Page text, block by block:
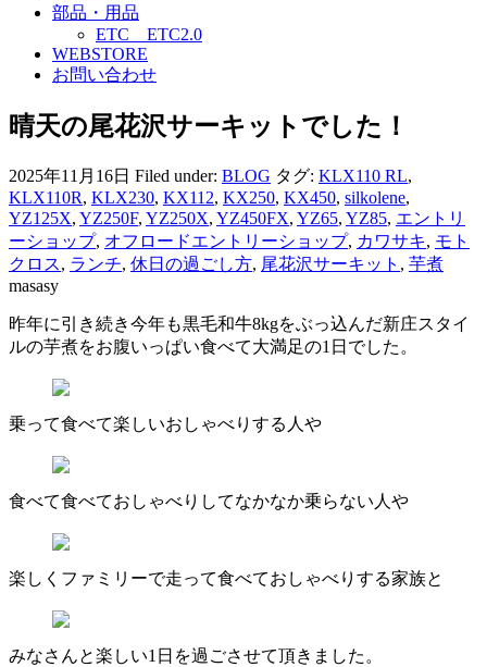
部品・用品
ETC ETC2.0
WEBSTORE
お問い合わせ
晴天の尾花沢サーキットでした！
2025年11月16日 Filed under: BLOG タグ: KLX110 RL,
KLX110R, KLX230, KX112, KX250, KX450, silkolene,
YZ125X, YZ250F, YZ250X, YZ450FX, YZ65, YZ85, エントリ
ーショップ, オフロードエントリーショップ, カワサキ, モト
クロス, ランチ, 休日の過ごし方, 尾花沢サーキット , 芋煮
masasy
昨年に引き続き今年も黒毛和牛8kgをぶっ込んだ新庄スタイ
ルの芋煮をお腹いっぱい食べて大満足の1日でした。
乗って食べて楽しいおしゃべりする人や
食べて食べておしゃべりしてなかなか乗らない人や
楽しくファミリーで走って食べておしゃべりする家族と
みなさんと楽しい1日を過ごさせて頂きました。